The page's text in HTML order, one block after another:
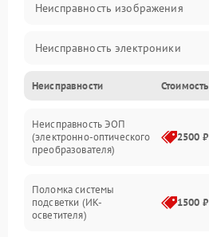
Неисправность изображения
Неисправность электроники
Механические повреждения
Неисправность управления
Оптика
Неисправности Стоимость
Неисправность ЭОП
(электронно-оптического
преобразователя)
2500 ₽
Поломка системы
подсветки (ИК-
осветителя)
1500 ₽